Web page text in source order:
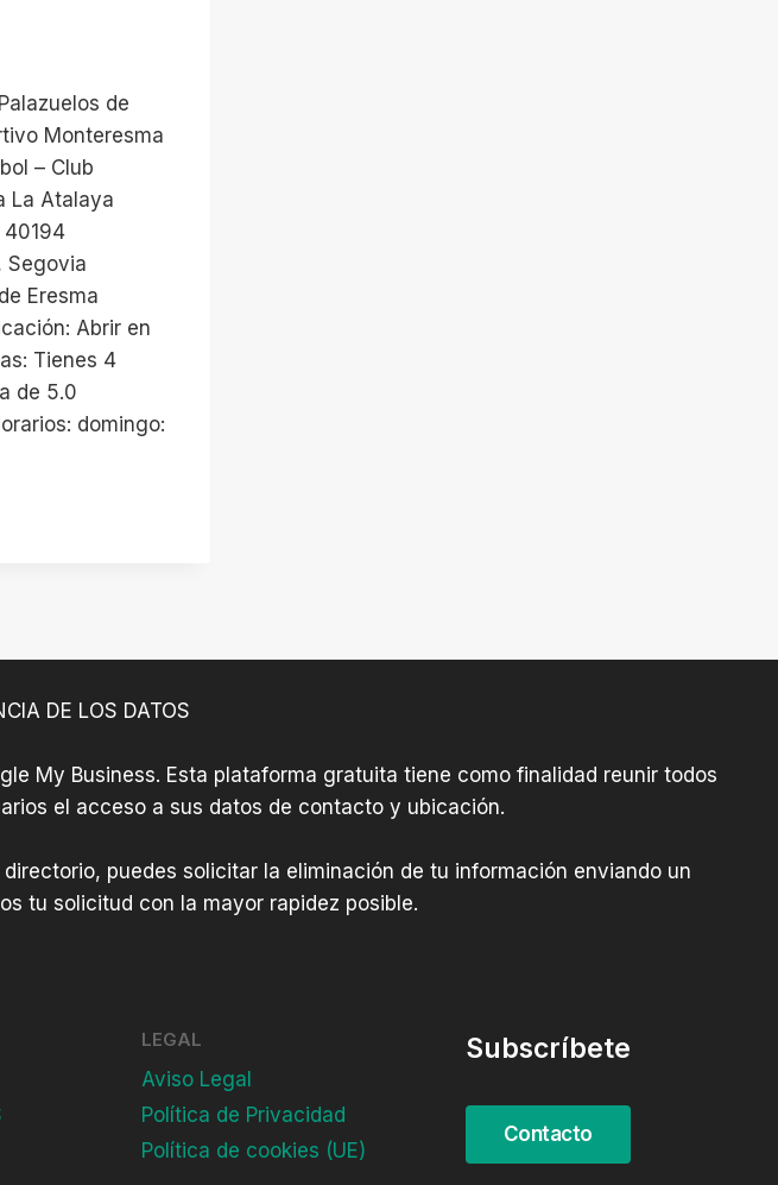
de
Monteresma
– Club
La Atalaya
40194
Segovia
Eresma
Abrir en
Tienes 4
de 5.0
domingo:
DE LOS DATOS
My Business. Esta plataforma gratuita tiene como finalidad reunir todos
el acceso a sus datos de contacto y ubicación.
puedes solicitar la eliminación de tu información enviando un
tu solicitud con la mayor rapidez posible.
LEGAL
Aviso Legal
Política de Privacidad
Política de cookies (UE)
Subscríbete